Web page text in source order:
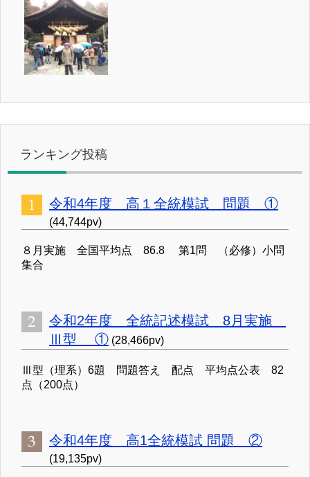
ランキング投稿
令和4年度 高１全統模試 問題 ①
(44,744pv)
８月実施 全国平均点 86.8 第1問 （必修）小問
集合
令和2年度 全統記述模試 8月実施
Ⅲ型 ① (28,466pv)
Ⅲ型（理系）6題 問題答え 配点 平均点公表 82
点（200点）
令和4年度 高1全統模試 問題 ②
(19,135pv)